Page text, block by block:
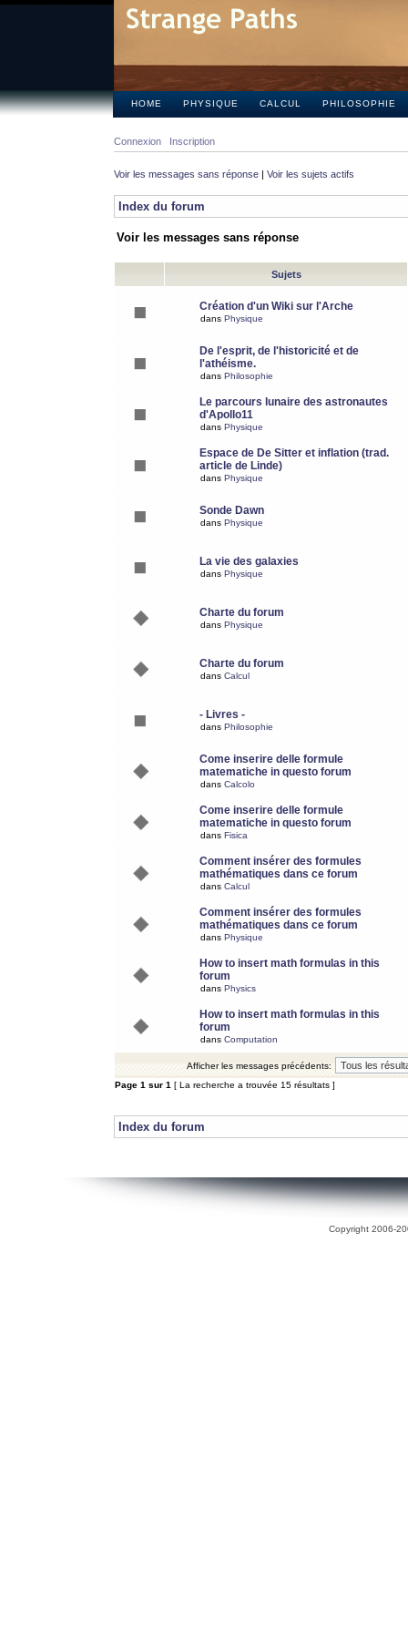
HOME PHYSIQUE CALCUL PHILOSOPHIE
Connexion Inscription
Voir les messages sans réponse | Voir les sujets actifs
Index du forum
Voir les messages sans réponse
Sujets
Création d'un Wiki sur l'Arche
dans Physique
De l'esprit, de l'historicité et de
l'athéisme.
dans Philosophie
Le parcours lunaire des astronautes
d'Apollo11
dans Physique
Espace de De Sitter et inflation (trad.
article de Linde)
dans Physique
Sonde Dawn
dans Physique
La vie des galaxies
dans Physique
Charte du forum
dans Physique
Charte du forum
dans Calcul
- Livres -
dans Philosophie
Come inserire delle formule
matematiche in questo forum
dans Calcolo
Come inserire delle formule
matematiche in questo forum
dans Fisica
Comment insérer des formules
mathématiques dans ce forum
dans Calcul
Comment insérer des formules
mathématiques dans ce forum
dans Physique
How to insert math formulas in this
forum
dans Physics
How to insert math formulas in this
forum
dans Computation
Afficher les messages précédents:
Page 1 sur 1 [ La recherche a trouvée 15 résultats ]
Index du forum
Copyright 2006-